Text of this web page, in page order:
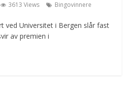
3613 Views Bingovinnere
ved Universitet i Bergen slår fast
av premien i